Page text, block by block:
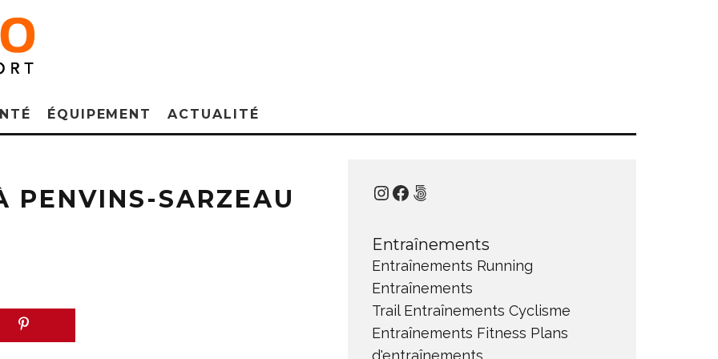
ÉQUIPEMENT ACTUALITÉ
PENVINS-SARZEAU Instagram
Facebook
500px
Entraînements
Entraînements Running
Entraînements
Trail Entraînements Cyclisme
Entraînements Fitness Plans
d'entraînements